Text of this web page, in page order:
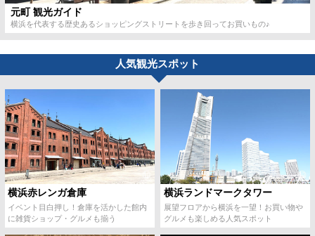
元町 観光ガイド
横浜を代表する歴史あるショッピングストリートを歩き回ってお買いもの♪
人気観光スポット
横浜赤レンガ倉庫
イベント目白押し！倉庫を活かした館内
に雑貨ショップ・グルメも揃う
横浜ランドマークタワー
展望フロアから横浜を一望！お買い物や
グルメも楽しめる人気スポット